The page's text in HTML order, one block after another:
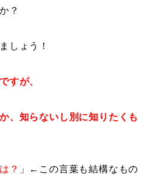
？
しょう！
すが、
、知らないし別に知りたくも
？ 」←この言葉も結構なもの